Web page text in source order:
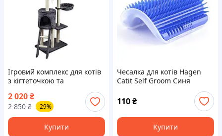
Ігровий комплекс для котів
з кігтеточкою та
2 020₴
2 850 ₴ -29%
Купити
Чесалка для котів Hagen
Catit Self Groom Синя
110₴
Купити